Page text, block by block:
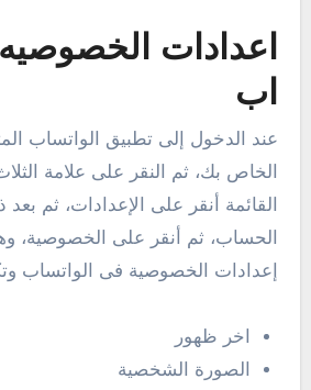
اعدادات
اب
عند الدخول إلى تطبيق الواتساب
الخاص بك، ثم النقر على علامة
القائمة أنقر على الإعدادات، ثم
الحساب، ثم أنقر على الخصوصية،
إعدادات الخصوصية فى الواتساب
اخر ظهور
الصورة الشخصية